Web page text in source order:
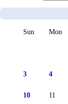
Sun Mon
3 4
10 11